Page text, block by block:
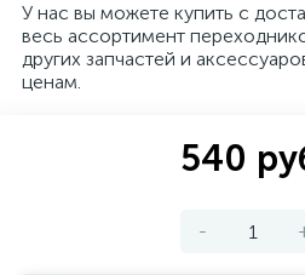
У нас вы можете купить с
весь ассортимент
других запчастей и
ценам.
540
-